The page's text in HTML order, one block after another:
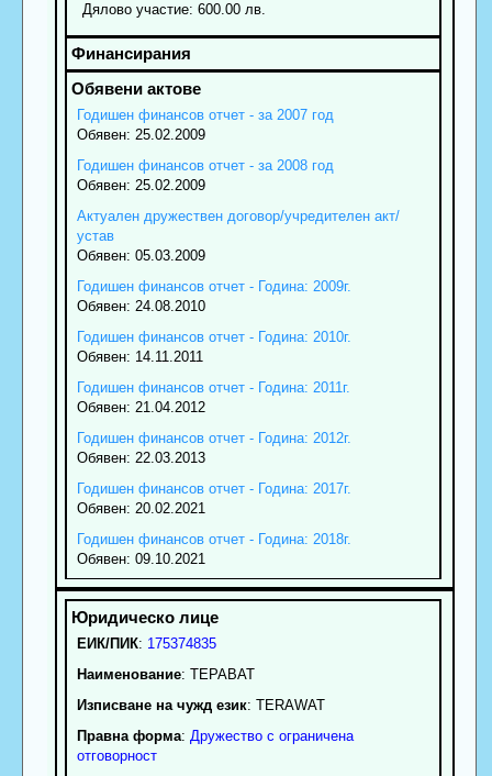
Дялово участие: 600.00 лв.
Годишен финансов отчет - за 2007 год
Обявен: 25.02.2009
Годишен финансов отчет - за 2008 год
Обявен: 25.02.2009
Актуален дружествен договор/учредителен акт/
устав
Обявен: 05.03.2009
Годишен финансов отчет - Година: 2009г.
Обявен: 24.08.2010
Годишен финансов отчет - Година: 2010г.
Обявен: 14.11.2011
Годишен финансов отчет - Година: 2011г.
Обявен: 21.04.2012
Годишен финансов отчет - Година: 2012г.
Обявен: 22.03.2013
Годишен финансов отчет - Година: 2017г.
Обявен: 20.02.2021
Годишен финансов отчет - Година: 2018г.
Обявен: 09.10.2021
ЕИК/ПИК: 175374835
Наименование: ТЕРАВАТ
Изписване на чужд език: TERAWAT
Правна форма: Дружество с ограничена
отговорност